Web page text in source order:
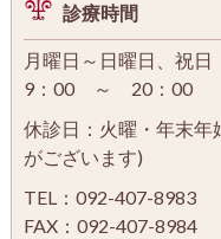
診療時間
月曜日～日曜日、祝日
9：00 ～ 20：00
休診日：火曜・年末年
がございます)
TEL：092-407-8983
FAX：092-407-8984